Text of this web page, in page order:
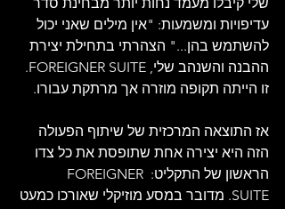
עדיפויות ומשמעות: "אין מילים שאני יכול
להשתמש בהן..." הצהרתי בתחילת יצירת
ההבנה והשנהב שלי, FOREIGNER SUITE.
זו הייתה תקופה מוזרה אך מרתקת עבורו.
אז התוצאה המרכזית של שיתוף הפעולה
הזה היא יצירה אחת שתופסת את כל צדו
הראשון של התקליט: FOREIGNER
SUITE. מדובר במסע מוזיקלי שאורכו כמעט